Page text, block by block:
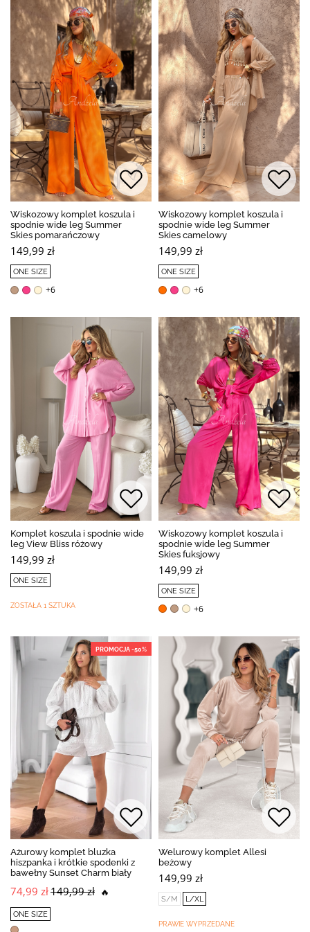
Wiskozowy komplet koszula i
spodnie wide leg Summer
Skies pomarańczowy
149,99 zł
ONE SIZE
+6
Wiskozowy komplet koszula i
spodnie wide leg Summer
Skies camelowy
149,99 zł
ONE SIZE
+6
Komplet koszula i spodnie wide
leg View Bliss różowy
149,99 zł
ONE SIZE
ZOSTAŁA 1 SZTUKA
Wiskozowy komplet koszula i
spodnie wide leg Summer
Skies fuksjowy
149,99 zł
ONE SIZE
+6
PROMOCJA -50%
Ażurowy komplet bluzka
hiszpanka i krótkie spodenki z
bawełny Sunset Charm biały
74,99 zł149,99 zł 🔥
ONE SIZE
Welurowy komplet Allesi
beżowy
149,99 zł
S/M L/XL
PRAWIE WYPRZEDANE